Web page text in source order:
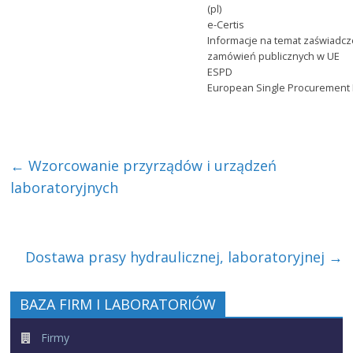
(pl)
e-Certis
Informacje na temat
zamówień publicznych w UE
ESPD
European Single
← Wzorcowanie przyrządów i urządzeń
laboratoryjnych
Dostawa prasy hydraulicznej, laboratoryjnej →
BAZA FIRM I LABORATORIÓW
Firmy